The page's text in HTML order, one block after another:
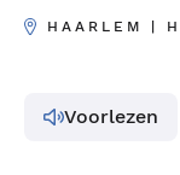
HAARLEM |
Voorlezen